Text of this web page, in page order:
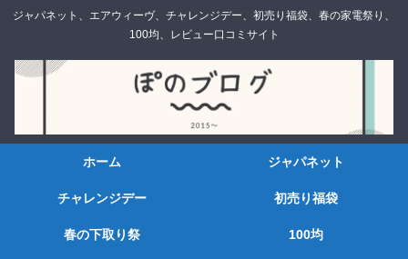
ジャパネット、エアウィーヴ、チャレンジデー、初売り福袋、春の家電祭り、
100均、レビュー口コミサイト
ホーム ジャパネット
チャレンジデー 初売り福袋
春の下取り祭 100均